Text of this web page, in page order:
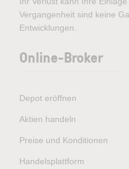
Vergangenheit sind keine
Entwicklungen.
Online-Broker
Depot eröffnen
Aktien handeln
Preise und Konditionen
Handelsplattform